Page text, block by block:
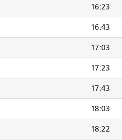
16:23
16:43
17:03
17:23
17:43
18:03
18:22